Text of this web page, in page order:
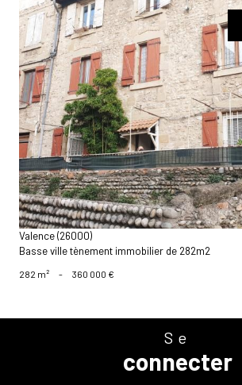
voir le bien
Valence (26000)
Basse ville tènement immobilier de 282m2
282 m² - 360 000 €
Se
connecter